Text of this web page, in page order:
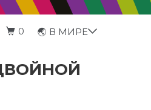
0 🌏 В МИРЕ